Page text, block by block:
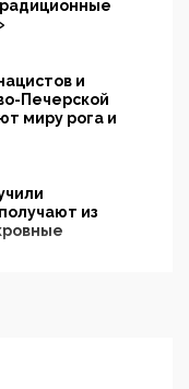
и
Печерской
миру рога и
из